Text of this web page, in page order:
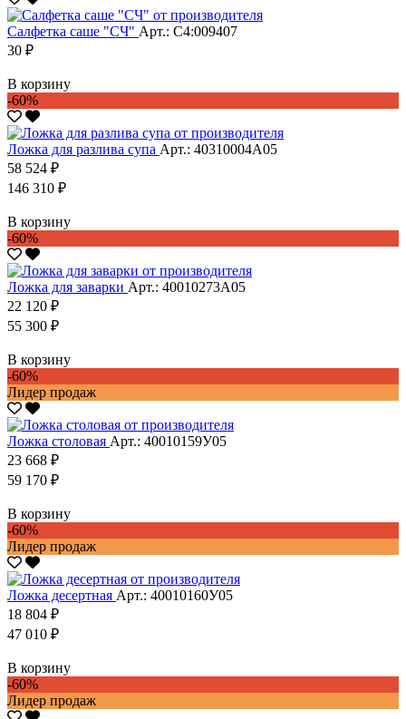
Салфетка саше "CЧ" Арт.: С4:009407
30 ₽
В корзину
-60%
Ложка для разлива супа Арт.: 40310004А05
58 524 ₽
146 310 ₽
В корзину
-60%
Ложка для заварки Арт.: 40010273А05
22 120 ₽
55 300 ₽
В корзину
-60%
Лидер продаж
Ложка столовая Арт.: 40010159У05
23 668 ₽
59 170 ₽
В корзину
-60%
Лидер продаж
Ложка десертная Арт.: 40010160У05
18 804 ₽
47 010 ₽
В корзину
-60%
Лидер продаж